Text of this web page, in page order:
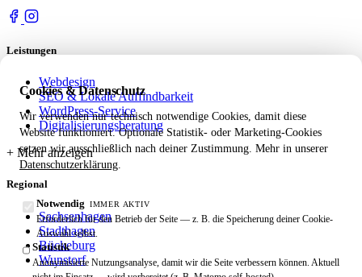
Leistungen
Webdesign
SEO & Lokale Auffindbarkeit
WordPress-Service
Digitalisierungsberatung
Regional
Sachsenhagen
Stadthagen
Bückeburg
Wunstorf
Cookies & Datenschutz
Wir verwenden nur technisch notwendige Cookies, damit diese
Website funktioniert. Optionale Statistik- oder Marketing-Cookies
setzen wir ausschließlich nach deiner Zustimmung. Mehr in unserer
Datenschutzerklärung.
Notwendig IMMER AKTIV
Erforderlich für den Betrieb der Seite — z. B. die Speicherung deiner Cookie-
Auswahl selbst.
Statistik
Anonymisierte Nutzungsanalyse, damit wir die Seite verbessern können. Aktuell